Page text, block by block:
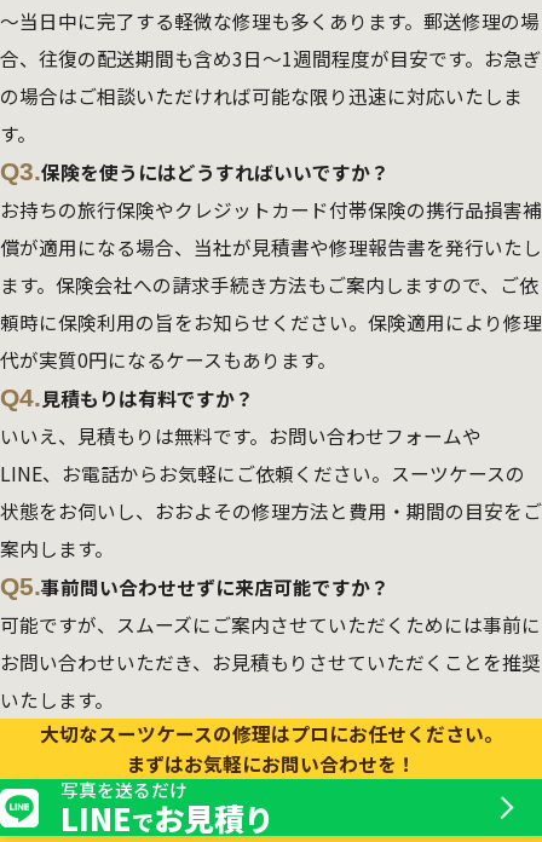
～当日中に完了する軽微な修理も多くあります。郵送修理の場
合、往復の配送期間も含め3日～1週間程度が目安です。お急ぎ
の場合はご相談いただければ可能な限り迅速に対応いたしま
す。
Q3.保険を使うにはどうすればいいですか？
お持ちの旅行保険やクレジットカード付帯保険の携行品損害補
償が適用になる場合、当社が見積書や修理報告書を発行いたし
ます。保険会社への請求手続き方法もご案内しますので、ご依
頼時に保険利用の旨をお知らせください。保険適用により修理
代が実質0円になるケースもあります。
Q4.見積もりは有料ですか？
いいえ、見積もりは無料です。お問い合わせフォームや
LINE、お電話からお気軽にご依頼ください。スーツケースの
状態をお伺いし、おおよその修理方法と費用・期間の目安をご
案内します。
Q5.事前問い合わせせずに来店可能ですか？
可能ですが、スムーズにご案内させていただくためには事前に
お問い合わせいただき、お見積もりさせていただくことを推奨
いたします。
大切なスーツケースの修理はプロにお任せください。
まずはお気軽にお問い合わせを！
写真を送るだけ
LINEでお見積り